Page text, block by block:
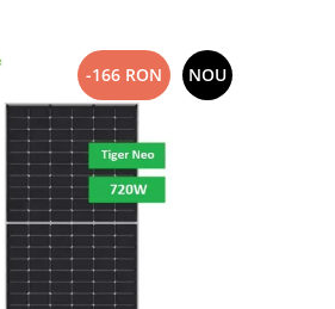
-166 RON NOU